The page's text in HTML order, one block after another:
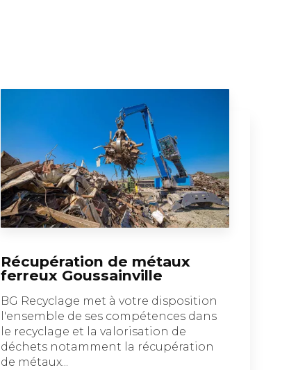
Récupération de métaux
ferreux Goussainville
BG Recyclage met à votre disposition
l'ensemble de ses compétences dans
le recyclage et la valorisation de
déchets notamment la récupération
de métaux...